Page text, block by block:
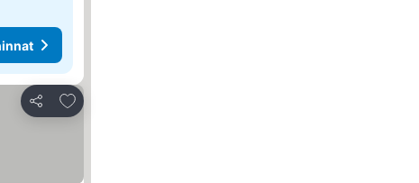
Jaa
Lisää suosikkeihin